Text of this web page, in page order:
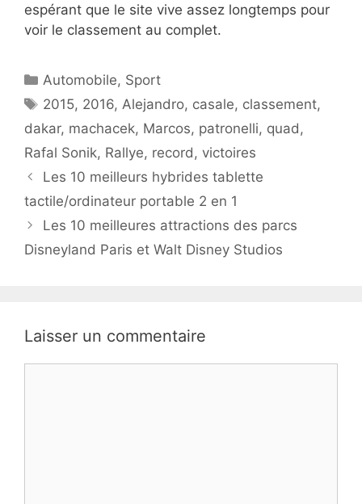
espérant que le site vive assez longtemps pour
voir le classement au complet.
Catégories
Automobile, Sport
Étiquettes
2015, 2016, Alejandro, casale, classement,
dakar, machacek, Marcos, patronelli, quad ,
Rafal Sonik, Rallye, record , victoires
Les 10 meilleurs hybrides tablette
tactile/ordinateur portable 2 en 1
Les 10 meilleures attractions des parcs
Disneyland Paris et Walt Disney Studios
Laisser un commentaire